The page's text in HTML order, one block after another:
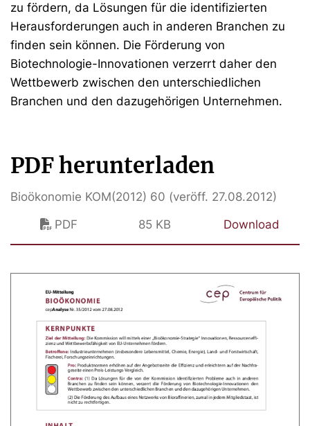
zu fördern, da Lösungen für die identifizierten
Herausforderungen auch in anderen Branchen zu
finden sein können. Die Förderung von
Biotechnologie-Innovationen verzerrt daher den
Wettbewerb zwischen den unterschiedlichen
Branchen und den dazugehörigen Unternehmen.
PDF herunterladen
Bioökonomie KOM(2012) 60 (veröff. 27.08.2012)
PDF
85 KB Download